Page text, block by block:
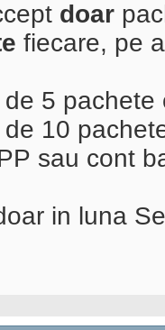
doar
fiecare, pe
5
10
sau cont
in luna